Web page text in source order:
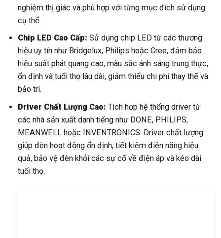
nghiệm thị giác và phù hợp với từng mục đích sử dụng
cụ thể.
Chip LED Cao Cấp: Sử dụng chip LED từ các thương
hiệu uy tín như Bridgelux, Philips hoặc Cree, đảm bảo
hiệu suất phát quang cao, màu sắc ánh sáng trung thực,
ổn định và tuổi thọ lâu dài, giảm thiểu chi phí thay thế và
bảo trì.
Driver Chất Lượng Cao: Tích hợp hệ thống driver từ
các nhà sản xuất danh tiếng như DONE, PHILIPS,
MEANWELL hoặc INVENTRONICS. Driver chất lượng
giúp đèn hoạt động ổn định, tiết kiệm điện năng hiệu
quả, bảo vệ đèn khỏi các sự cố về điện áp và kéo dài
tuổi thọ.